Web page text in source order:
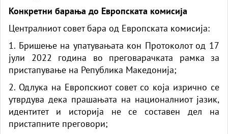
Конкретни барања до Европската комисија
Централниот совет бара од Европската комисија:
1. Бришење на упатувањата кон Протоколот од 17
јули 2022
година
во преговарачката рамка за
пристапување на Република Македонија;
2. Одлука на Европскиот совет со која изрично се
утврдува дека прашањата на националниот јазик,
идентитет и историја не се составен дел на
пристапните преговори;